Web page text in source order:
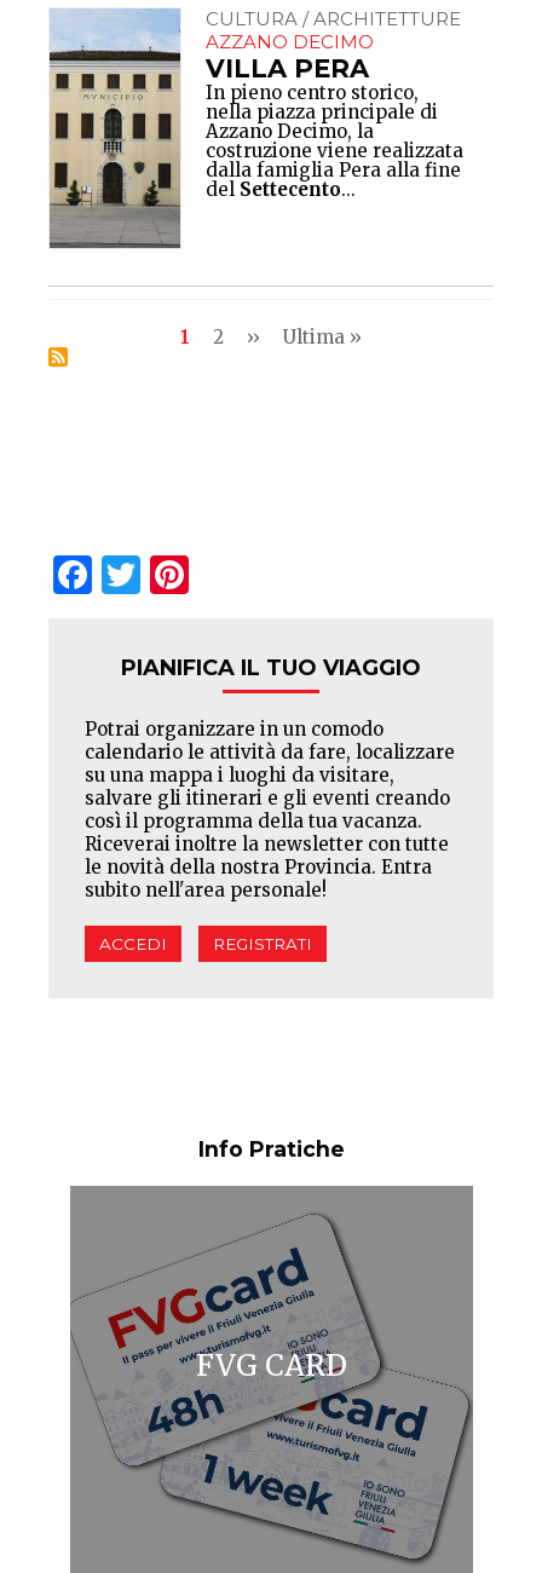
CULTURA / ARCHITETTURE
AZZANO DECIMO
VILLA PERA
In pieno centro storico,
nella piazza principale di
Azzano Decimo, la
costruzione viene realizzata
dalla famiglia Pera alla fine
del Settecento...
Current
1 Pagina
2
Next
››
Last
Ultima »
Facebook
Twitter
PIANIFICA IL TUO VIAGGIO
Potrai organizzare in un comodo
calendario le attività da fare, localizzare
su una mappa i luoghi da visitare,
salvare gli itinerari e gli eventi creando
così il programma della tua vacanza.
Riceverai inoltre la newsletter con tutte
le novità della nostra Provincia. Entra
subito nell'area personale!
ACCEDI REGISTRATI
Info Pratiche
FVG CARD